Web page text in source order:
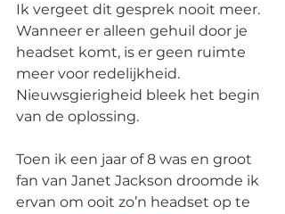
Ik vergeet dit gesprek nooit meer.
Wanneer er alleen gehuil door je
headset komt, is er geen ruimte
meer voor redelijkheid.
Nieuwsgierigheid bleek het begin
van de oplossing.
Toen ik een jaar of 8 was en groot
fan van Janet Jackson droomde ik
ervan om ooit zo’n headset op te